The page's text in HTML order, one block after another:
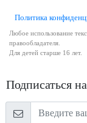
Политика
Любое использование
правообладателя.
Для детей старше 16 лет.
Подписаться